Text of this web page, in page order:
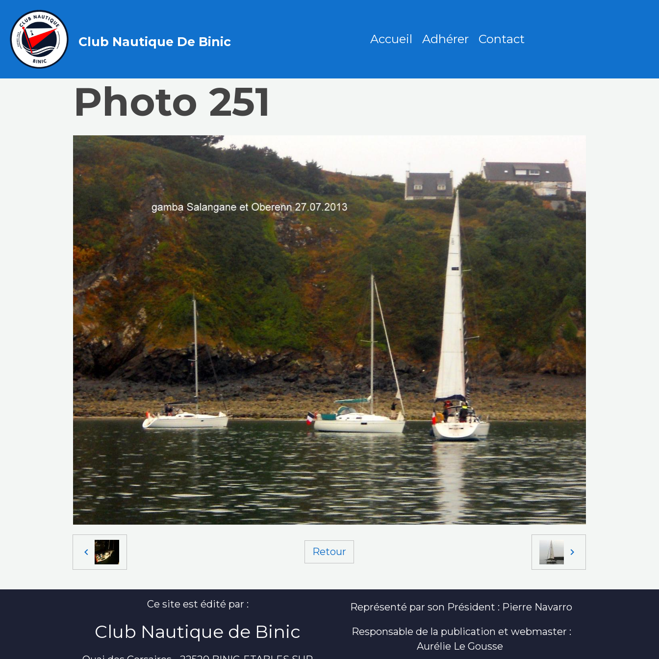
Club Nautique De Binic Accueil Adhérer Contact
Photo 251
Retour
Ce site est édité par :
Club Nautique de Binic
Représenté par son Président : Pierre Navarro
Responsable de la publication et webmaster :
Aurélie Le Gousse